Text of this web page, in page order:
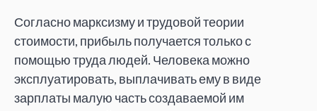
Согласно марксизму и трудовой теории
стоимости, прибыль получается только с
помощью труда людей. Человека можно
эксплуатировать, выплачивать ему в виде
зарплаты малую часть создаваемой им